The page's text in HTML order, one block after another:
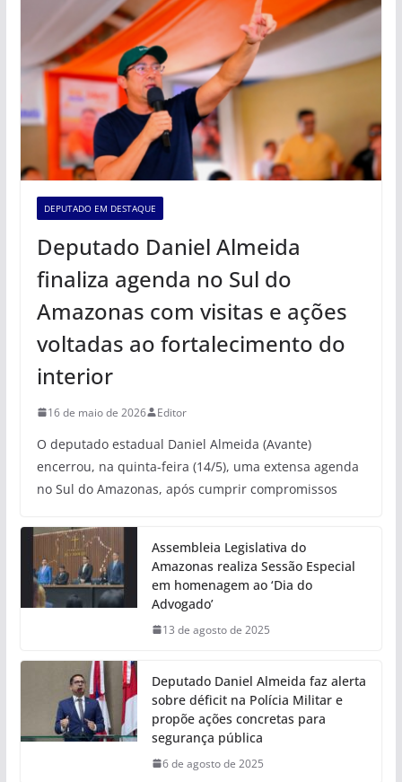
DEPUTADO EM DESTAQUE
Deputado Daniel Almeida
finaliza agenda no Sul do
Amazonas com visitas e ações
voltadas ao fortalecimento do
interior
16 de maio de 2026 Editor
O deputado estadual Daniel Almeida (Avante)
encerrou, na quinta-feira (14/5), uma extensa agenda
no Sul do Amazonas, após cumprir compromissos
Assembleia Legislativa do
Amazonas realiza Sessão Especial
em homenagem ao ‘Dia do
Advogado’
13 de agosto de 2025
Deputado Daniel Almeida faz alerta
sobre déficit na Polícia Militar e
propõe ações concretas para
segurança pública
6 de agosto de 2025